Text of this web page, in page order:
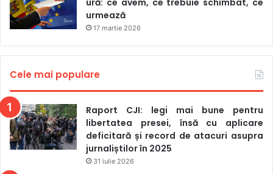
instalarea aplicației pe dispozitivul mobil. Înregistrarea
inițială poate fi făcută la oficiile Agenției Servicii Publice, la
electronică existentă.
urmează
17 martie 2026
Cele mai populare
Raport CJI: legi mai bune pentru
libertatea presei, însă cu aplicare
deficitară și record de atacuri asupra
jurnaliștilor în 2025
31 iulie 2026